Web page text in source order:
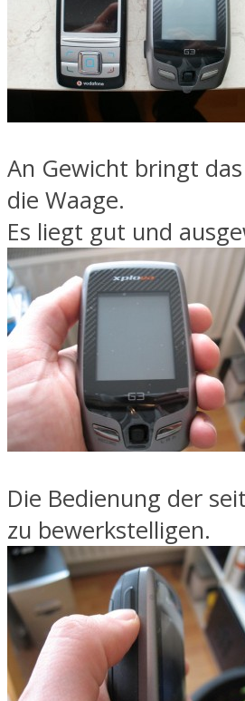
An Gewicht bringt
die Waage.
Es liegt gut und
Die Bedienung der
zu bewerkstelligen.